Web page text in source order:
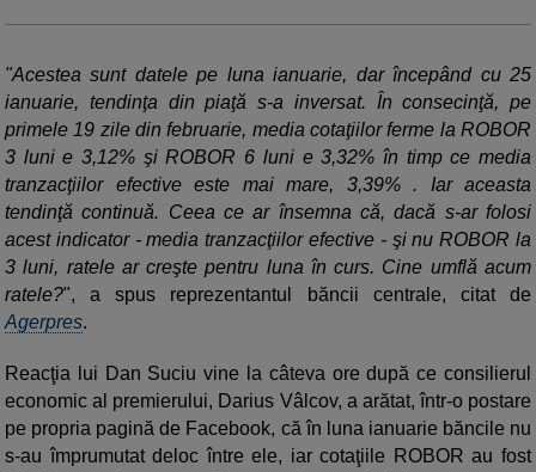
"Acestea sunt datele pe luna ianuarie, dar începând cu 25
ianuarie, tendinţa din piaţă s-a inversat. În consecinţă, pe
primele 19 zile din februarie, media cotaţiilor ferme la ROBOR
3 luni e 3,12% şi ROBOR 6 luni e 3,32% în timp ce media
tranzacţiilor efective este mai mare, 3,39% . Iar aceasta
tendinţă continuă. Ceea ce ar însemna că, dacă s-ar folosi
acest indicator - media tranzacţiilor efective - şi nu ROBOR la
3 luni, ratele ar creşte pentru luna în curs. Cine umflă acum
ratele?", a spus reprezentantul băncii centrale, citat de
Agerpres.
Reacţia lui Dan Suciu vine la câteva ore după ce consilierul
economic al premierului, Darius Vâlcov, a arătat, într-o postare
pe propria pagină de Facebook, că în luna ianuarie băncile nu
s-au împrumutat deloc între ele, iar cotaţiile ROBOR au fost